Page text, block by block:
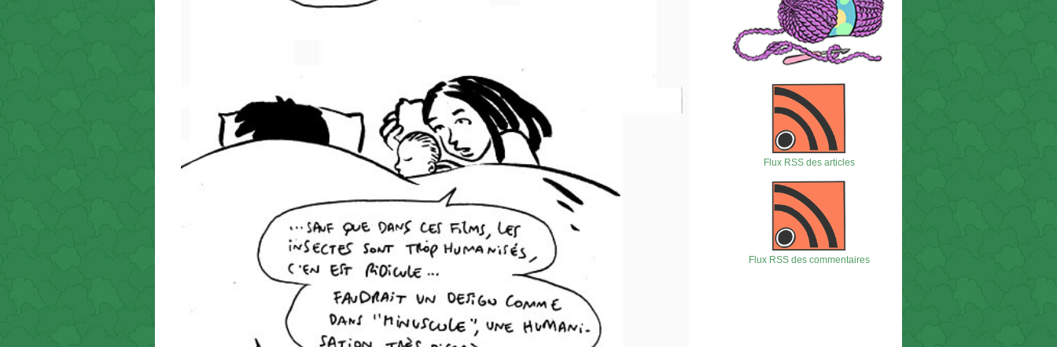
Flux RSS des articles
Flux RSS des commentaires